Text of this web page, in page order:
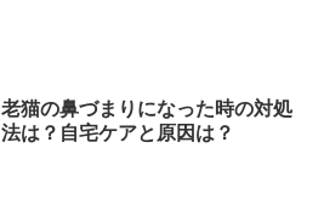
老猫の鼻づまりになった時の対処
法は？自宅ケアと原因は？